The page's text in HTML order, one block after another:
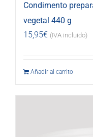
Condimento
vegetal 440 g
15,95€ (IVA incluido)
Añadir al carrito